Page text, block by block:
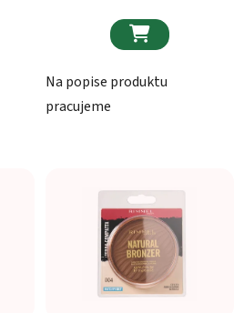

Na popise produktu
pracujeme